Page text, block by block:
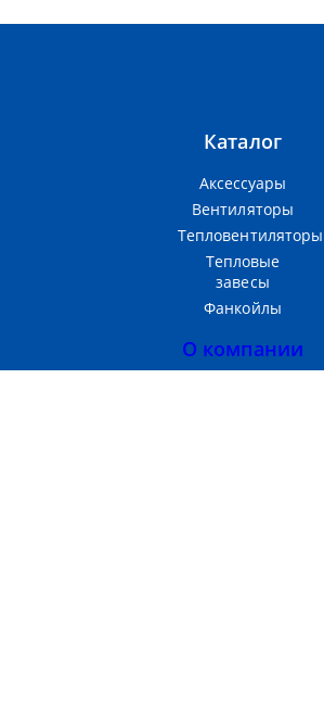
Каталог
Аксессуары
Вентиляторы
Тепловентиляторы
Тепловые
завесы
Фанкойлы
О компании